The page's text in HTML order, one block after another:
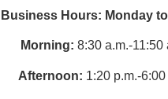
Business Hours: Monday
Morning: 8:30 a.m.-11:50
Afternoon: 1:20 p.m.-6:00